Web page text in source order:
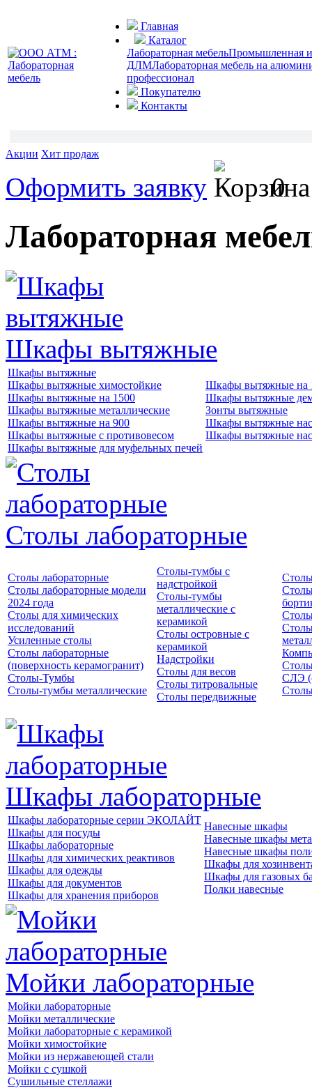
Главная
Каталог
Лабораторная мебельПромышленная и
ДЛМЛабораторная мебель на
профессионал
Покупателю
Контакты
Акции Хит продаж
Оформить заявку 0
Лабораторная
Шкафы вытяжные
Шкафы вытяжные
Шкафы вытяжные химостойкие
Шкафы вытяжные на 1500
Шкафы вытяжные металлические
Шкафы вытяжные на 900
Шкафы вытяжные с противовесом
Шкафы вытяжные для муфельных печей
Шкафы вытяжные на
Шкафы вытяжные
Зонты вытяжные
Шкафы вытяжные
Шкафы вытяжные
Столы лабораторные
Столы лабораторные
Столы лабораторные модели
2024 года
Столы для химических
исследований
Усиленные столы
Столы лабораторные
(поверхность керамогранит)
Столы-Тумбы
Столы-тумбы металлические
Столы-тумбы с
надстройкой
Столы-тумбы
металлические с
керамикой
Столы островные с
керамикой
Надстройки
Столы для весов
Столы титровальные
Столы передвижные
СЛЭ
Шкафы лабораторные
Шкафы лабораторные серии ЭКОЛАЙТ
Шкафы для посуды
Шкафы лабораторные
Шкафы для химических реактивов
Шкафы для одежды
Шкафы для документов
Шкафы для хранения приборов
Навесные шкафы
Навесные шкафы
Навесные шкафы
Шкафы для
Шкафы для газовых
Полки навесные
Мойки лабораторные
Мойки лабораторные
Мойки металлические
Мойки лабораторные с керамикой
Мойки химостойкие
Мойки из нержавеющей стали
Мойки с сушкой
Сушильные стеллажи